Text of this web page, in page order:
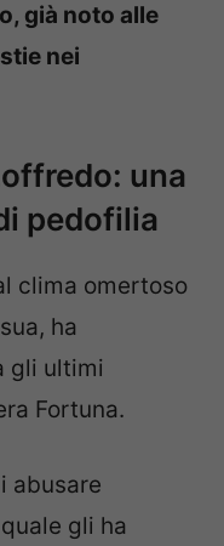
già noto alle
nei
una
pedofilia
clima omertoso
ha
gli ultimi
Fortuna.
abusare
gli ha